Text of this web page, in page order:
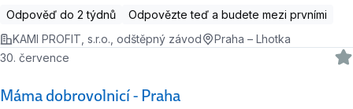
Odpověď do 2 týdnů
Odpovězte teď a budete mezi prvními
KAMI PROFIT, s.r.o., odštěpný závod
Praha – Lhotka
Máma dobrovolnicí - Praha
30. července